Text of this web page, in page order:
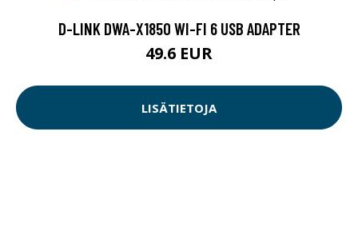
D-LINK DWA-X1850 WI-FI 6 USB ADAPTER
49.6 EUR
LISÄTIETOJA